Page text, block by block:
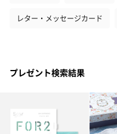
レター・メッセージカード
プレゼント検索結果